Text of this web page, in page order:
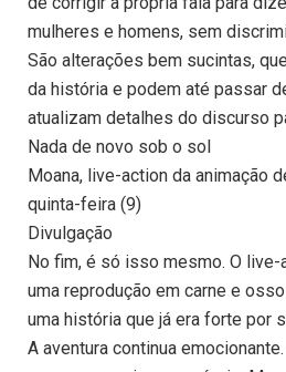
mulheres e homens, sem
São alterações bem sucintas,
da história e podem até passar
atualizam detalhes do discurso
Nada de novo sob o sol
Moana, live-action da animação
quinta-feira (9)
Divulgação
No fim, é só isso mesmo. O live-
uma reprodução em carne e
uma história que já era forte por
A aventura continua